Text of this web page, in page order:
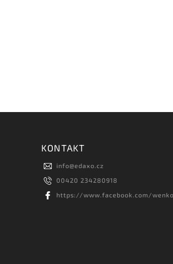
KONTAKT
info@edaxo.cz
00420 234280918
https://www.facebook.com/